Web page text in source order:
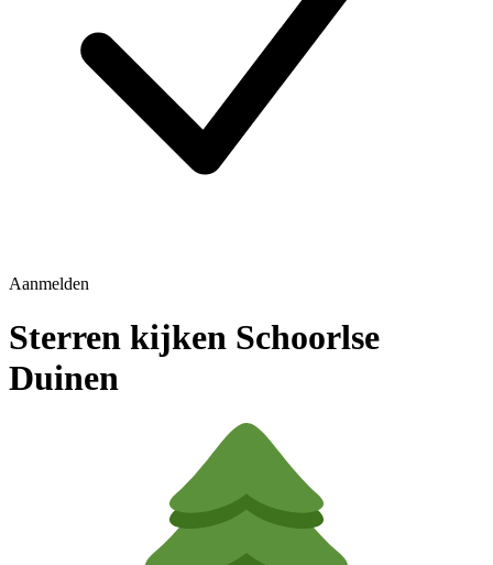
Aanmelden
Sterren kijken Schoorlse
Duinen